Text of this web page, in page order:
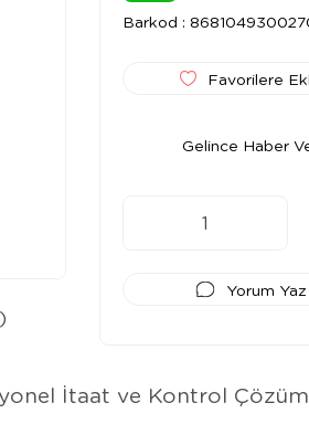
Barkod :
Favorilere
Gelince Haber
Yorum Yaz
İtaat ve Kontrol